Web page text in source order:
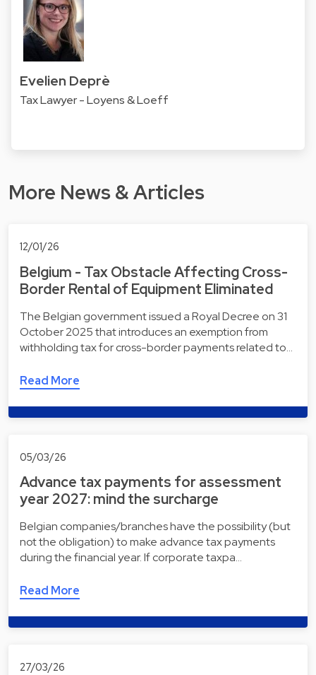
Evelien Deprè
Tax Lawyer - Loyens & Loeff
More News & Articles
12/01/26
Belgium - Tax Obstacle Affecting Cross-
Border Rental of Equipment Eliminated
The Belgian government issued a Royal Decree on 31
October 2025 that introduces an exemption from
withholding tax for cross-border payments related to…
Read More
05/03/26
Advance tax payments for assessment
year 2027: mind the surcharge
Belgian companies/branches have the possibility (but
not the obligation) to make advance tax payments
during the financial year. If corporate taxpa…
Read More
27/03/26